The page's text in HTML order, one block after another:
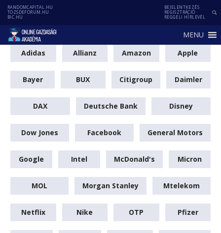
RANDOMCAPITAL.HU
TOZSDEFORUM.HU
BIC.HU
BEJELENTKEZÉS
REGISZTRÁCIÓ
REGGELI HÍRLEVÉL
MENU
Adidas
Allianz Amazon Apple
Bayer BUX Citigroup Daimler
DAX Deutsche Bank Disney
Dow Jones Facebook General Motors
Google Intel McDonald's Micron
MOL Morgan Stanley Mtelekom
Netflix Nike OTP Pfizer